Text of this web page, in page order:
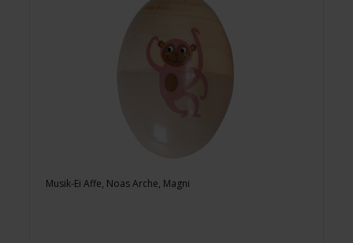
Musik-Ei Affe, Noas Arche, Magni